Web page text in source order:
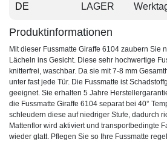
DE
LAGER
Produktinformationen
Mit dieser Fussmatte Giraffe 6104 zaubern Sie
Lächeln ins Gesicht. Diese sehr hochwertige
knitterfrei, waschbar. Da sie mit 7-8 mm
unter fast jede Tür. Die Fussmatte ist
geeignet. Sie erhalten 5 Jahre
die Fussmatte Giraffe 6104 separat bei 40°
schleudern diese auf niedriger Stufe, dadurch
Mattenflor wird aktiviert und transportbedingte
wieder glatt. Pflegen Sie so Ihre Fussmatte